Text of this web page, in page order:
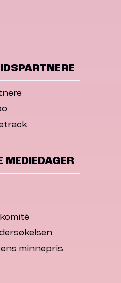
MEDIEDAGER
minnepris